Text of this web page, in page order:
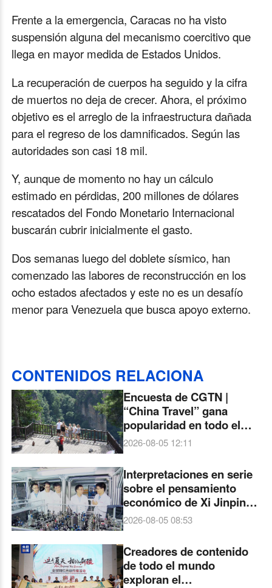
Frente a la emergencia, Caracas no ha visto
suspensión alguna del mecanismo coercitivo que
llega en mayor medida de Estados Unidos.
La recuperación de cuerpos ha seguido y la cifra
de muertos no deja de crecer. Ahora, el próximo
objetivo es el arreglo de la infraestructura dañada
para el regreso de los damnificados. Según las
autoridades son casi 18 mil.
Y, aunque de momento no hay un cálculo
estimado en pérdidas, 200 millones de dólares
rescatados del Fondo Monetario Internacional
buscarán cubrir inicialmente el gasto.
Dos semanas luego del doblete sísmico, han
comenzado las labores de reconstrucción en los
ocho estados afectados y este no es un desafío
menor para Venezuela que busca apoyo externo.
CONTENIDOS RELACIONA
Encuesta de CGTN |
“China Travel” gana
popularidad en todo el
mundo. Más del 90 % de
aumento del interés
global por China
2026-08-05 12:11
Interpretaciones en serie
sobre el pensamiento
económico de Xi Jinping:
El nacimiento de
liderazgo internacional de
China en computación
cuántica fotónica
2026-08-05 08:53
Creadores de contenido
de todo el mundo
exploran el